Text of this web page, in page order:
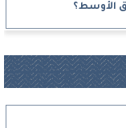
الأوسط؟